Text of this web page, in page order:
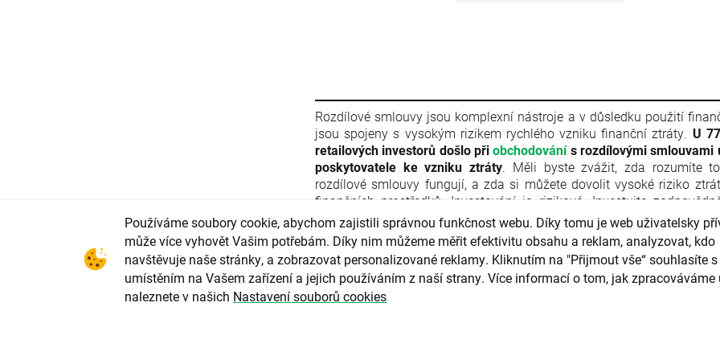
Rozdílové smlouvy jsou komplexní nástroje a v důsledku použití
jsou spojeny s vysokým rizikem rychlého vzniku finanční ztráty. U
retailových investorů došlo přiobchodovánís rozdílovými smlouvami
poskytovatele ke vzniku ztráty. Měli byste zvážit, zda rozumíte
rozdílové smlouvy fungují, a zda si můžete dovolit vysoké riziko
finančních prostředků. Investování je rizikové. Investujte
materiál je marketingovou komunikací ve smyslu čl. 24 odst. 3
Evropského parlamentu a Rady 2014/65/EU ze dne 15. května 2014
finančních nástrojů, kterou se mění směrnice 2002/92/ES a
2011/61/EU (MiFID II). Marketingová komunikace není investiční
ani informace doporučující či navrhující investiční strategii ve smyslu
Evropského parlamentu a Rady (EU) č. 596/2014 ze dne 16. dubna
Používáme soubory cookie, abychom zajistili správnou funkčnost webu. Díky tomu je web uživatelsky
může více vyhovět Vašim potřebám. Díky nim můžeme měřit efektivitu obsahu a reklam, analyzovat, kdo
navštěvuje naše stránky, a zobrazovat personalizované reklamy. Kliknutím na "Přijmout vše“ souhlasíte
umístěním na Vašem zařízení a jejich používáním z naší strany. Více informací o tom, jak zpracováváme
naleznete v našich Nastavení souborů cookies